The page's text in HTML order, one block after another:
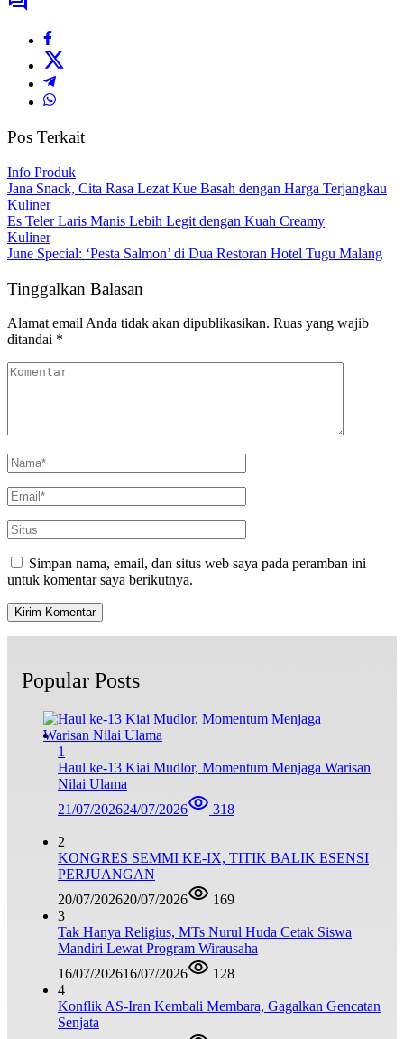
Pos Terkait
Info Produk
Jana Snack, Cita Rasa Lezat Kue Basah dengan Harga Terjangkau
Kuliner
Es Teler Laris Manis Lebih Legit dengan Kuah Creamy
Kuliner
June Special: ‘Pesta Salmon’ di Dua Restoran Hotel Tugu Malang
Tinggalkan Balasan
Alamat email Anda tidak akan dipublikasikan. Ruas yang wajib
ditandai *
Simpan nama, email, dan situs web saya pada peramban ini
untuk komentar saya berikutnya.
Popular Posts
1
Haul ke-13 Kiai Mudlor, Momentum Menjaga Warisan
Nilai Ulama
21/07/202624/07/2026 318
2
KONGRES SEMMI KE-IX, TITIK BALIK ESENSI
PERJUANGAN
20/07/202620/07/2026
169
3
Tak Hanya Religius, MTs Nurul Huda Cetak Siswa
Mandiri Lewat Program Wirausaha
16/07/202616/07/2026
128
4
Konflik AS-Iran Kembali Membara, Gagalkan Gencatan
Senjata